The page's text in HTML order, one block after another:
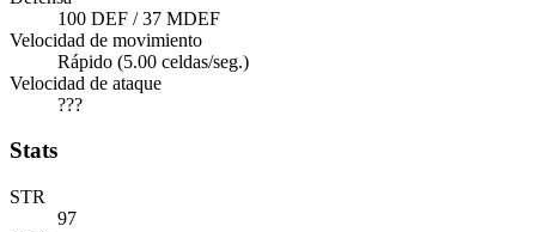
100 DEF / 37 MDEF
Velocidad de movimiento
Rápido (5.00 celdas/seg.)
Velocidad de ataque
???
Stats
STR
97